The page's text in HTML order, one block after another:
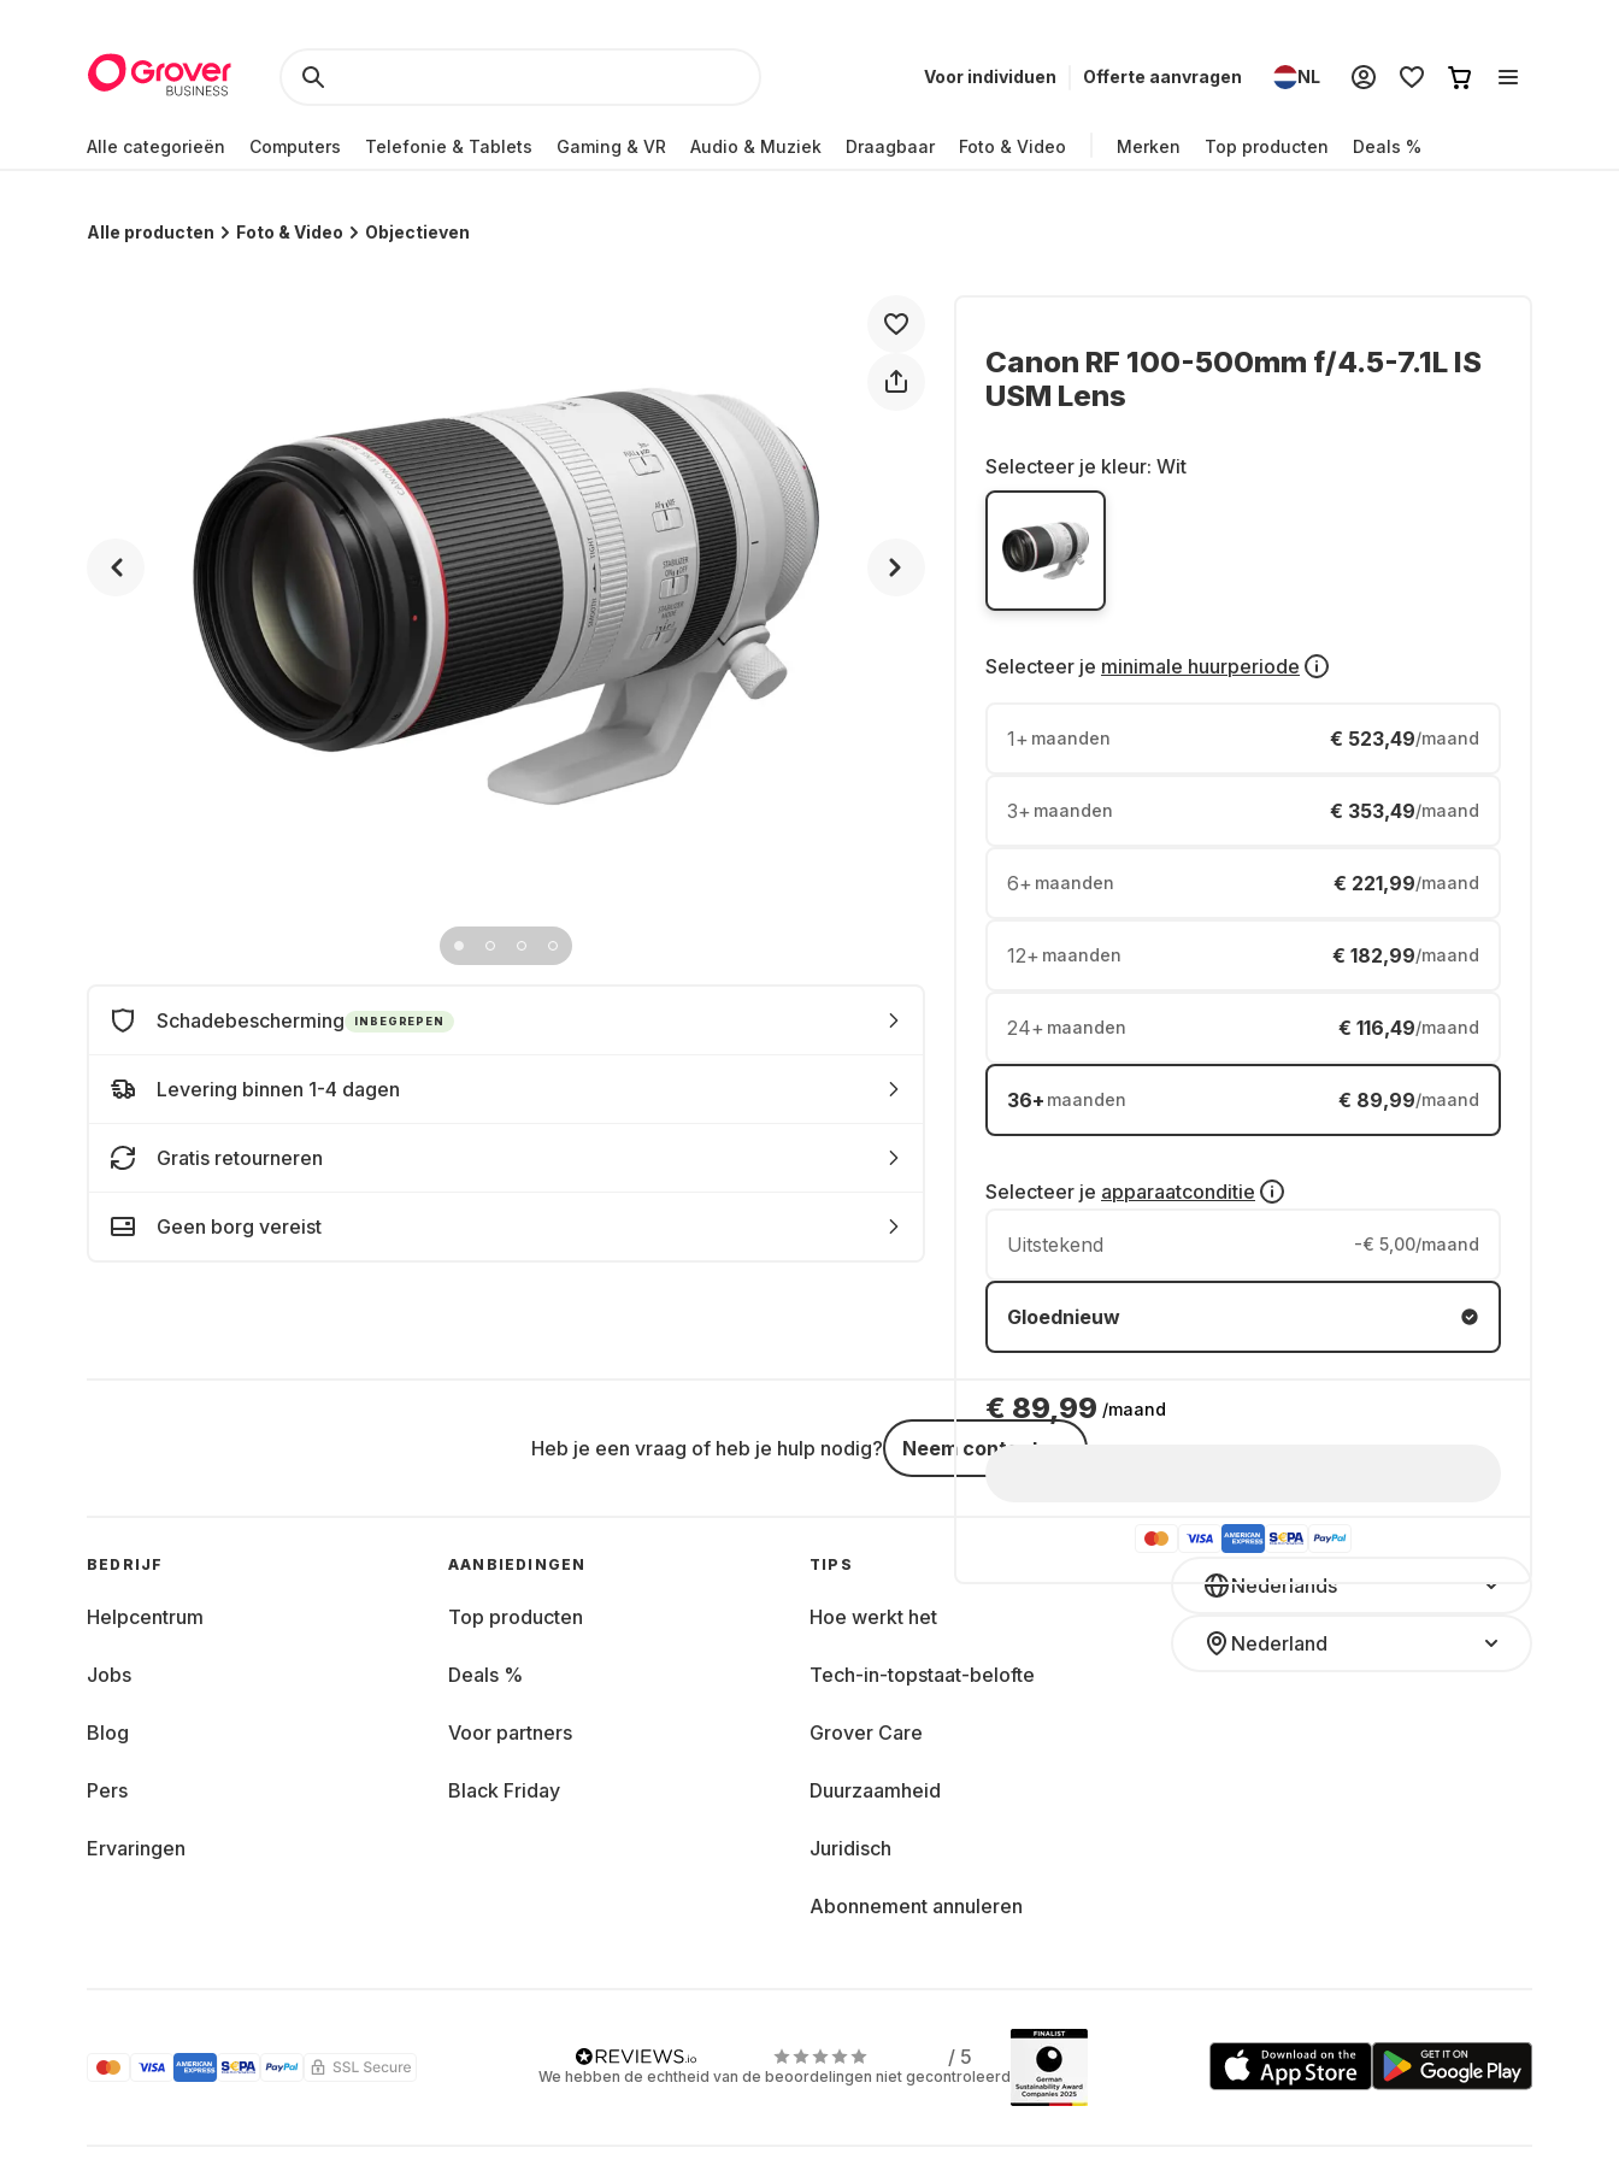
Voor individuen Offerte aanvragen NL
Alle categorieën Computers Telefonie & Tablets Gaming & VR Audio & Muziek Draagbaar Foto & Video Merken Top producten Deals %
Alle producten Foto & Video Objectieven
Canon RF 100-500mm f/4.5-7.1L IS
USM Lens
Selecteer je kleur: Wit
Selecteer je minimale huurperiode
1+ maanden € 523,49/maand
3+ maanden € 353,49/maand
6+ maanden € 221,99/maand
12+ maanden € 182,99/maand
24+ maanden € 116,49/maand
36+ maanden € 89,99/maand
Selecteer je apparaatconditie
Uitstekend -€ 5,00/maand
Gloednieuw
€ 89,99 /maand
Schadebescherming INBEGREPEN
Levering binnen 1-4 dagen
Gratis retourneren
Geen borg vereist
Heb je een vraag of heb je hulp nodig? Neem contact op
Nederlands
Nederland
BEDRIJF
Helpcentrum
Jobs
Blog
Pers
Ervaringen
AANBIEDINGEN
Top producten
Deals %
Voor partners
Black Friday
TIPS
Hoe werkt het
Tech-in-topstaat-belofte
Grover Care
Duurzaamheid
Juridisch
Abonnement annuleren
/ 5
We hebben de echtheid van de beoordelingen niet gecontroleerd